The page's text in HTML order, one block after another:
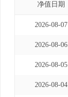
净值日期
2026-08-07
2026-08-06
2026-08-05
2026-08-04